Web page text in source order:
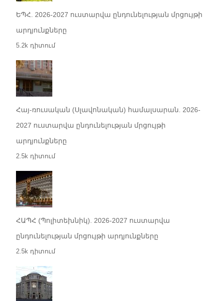
ԵՊՀ. 2026-2027 ուստարվա ընդունելության մրցույթի
արդյունքները
5.2k դիտում
Հայ-ռուսական (Սլավոնական) համալսարան. 2026-
2027 ուստարվա ընդունելության մրցույթի
արդյունքները
2.5k դիտում
ՀԱՊՀ (Պոլիտեխնիկ). 2026-2027 ուստարվա
ընդունելության մրցույթի արդյունքները
2.5k դիտում